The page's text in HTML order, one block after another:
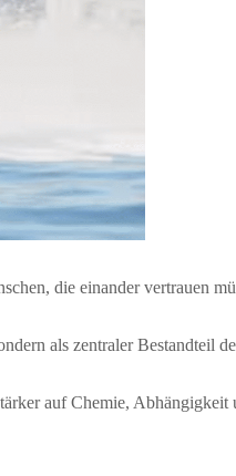
die einander vertrauen
als zentraler Bestandteil
auf Chemie, Abhängigkeit